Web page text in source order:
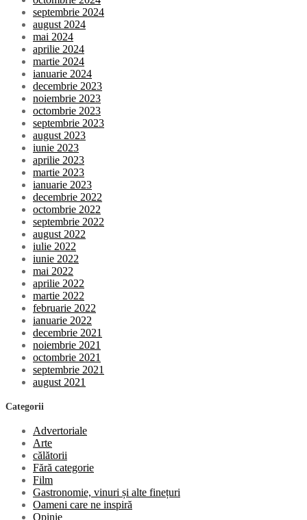
septembrie 2024
august 2024
mai 2024
aprilie 2024
martie 2024
ianuarie 2024
decembrie 2023
noiembrie 2023
octombrie 2023
septembrie 2023
august 2023
iunie 2023
aprilie 2023
martie 2023
ianuarie 2023
decembrie 2022
octombrie 2022
septembrie 2022
august 2022
iulie 2022
iunie 2022
mai 2022
aprilie 2022
martie 2022
februarie 2022
ianuarie 2022
decembrie 2021
noiembrie 2021
octombrie 2021
septembrie 2021
august 2021
Categorii
Advertoriale
Arte
călătorii
Fără categorie
Film
Gastronomie, vinuri și alte finețuri
Oameni care ne inspiră
Opinie